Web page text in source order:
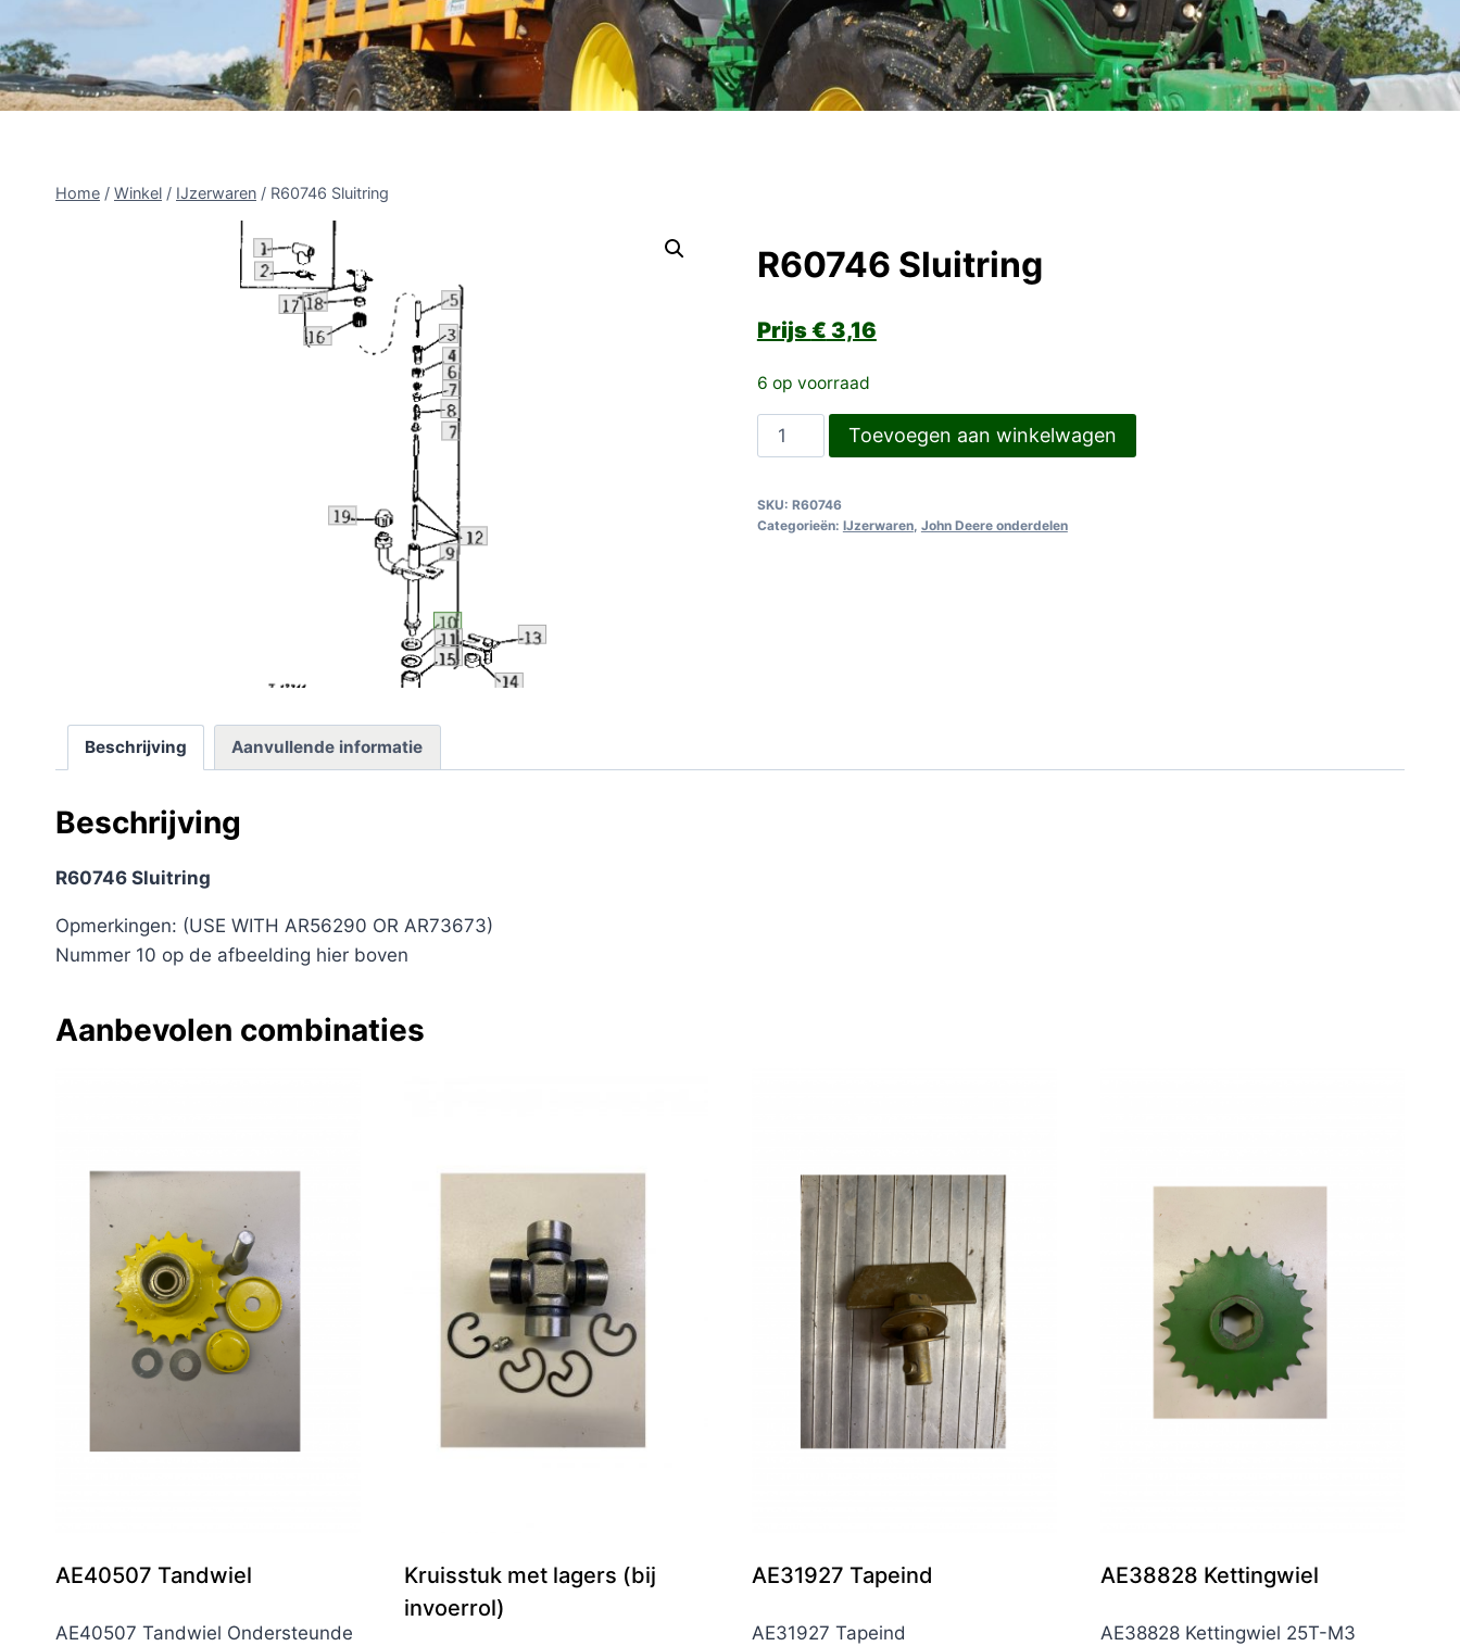
Home / Winkel / IJzerwaren / R60746 Sluitring
R60746 Sluitring
€ 3,16
6 op voorraad
R60746
Sluitring
Toevoegen aan winkelwagen
SKU: R60746
Categorieën: IJzerwaren, John Deere onderdelen
Beschrijving Aanvullende informatie
Beschrijving
R60746 Sluitring
Opmerkingen: (USE WITH AR56290 OR AR73673)
Nummer 10 op de afbeelding hier boven
Aanbevolen combinaties
AE40507 Tandwiel
AE40507 Tandwiel Ondersteunde
Kruisstuk met lagers (bij
invoerrol)
AE31927 Tapeind
AE31927 Tapeind
AE38828 Kettingwiel
AE38828 Kettingwiel 25T-M3